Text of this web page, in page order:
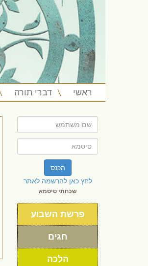
ראשי דברי תורה
הכנס
לחץ כאן להרשמה לאתר
שכחתי סיסמא
פרשת השבוע
חגים
הלכה